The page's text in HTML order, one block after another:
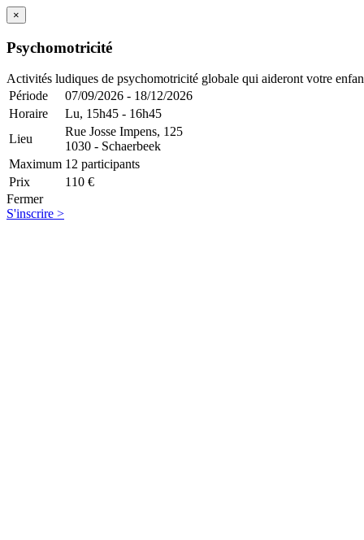
×
Psychomotricité
Activités ludiques de psychomotricité globale qui aideront votre
Période
07/09/2026 - 18/12/2026
Horaire
Lu, 15h45 - 16h45
Lieu
Rue Josse Impens, 125
1030 - Schaerbeek
Maximum 12 participants
Prix
110 €
Fermer
S'inscrire >